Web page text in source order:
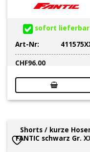
sofort lieferbar
Art-Nr:
CHF96.00
Shorts / kurze
FANTIC schwarz Gr.